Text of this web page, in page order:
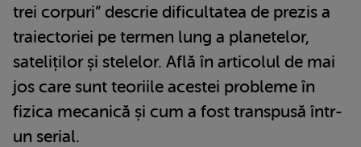
trei corpuri” descrie dificultatea de prezis a
traiectoriei pe termen lung a planetelor,
sateliților și stelelor. Află în articolul de mai
jos care sunt teoriile acestei probleme în
fizica mecanică și cum a fost transpusă într-
un serial.